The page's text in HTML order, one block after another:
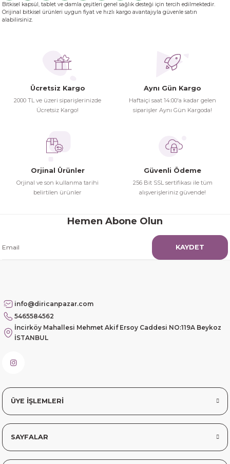
Bitkisel kapsül, tablet ve damla çeşitleri genel sağlık desteği için tercih edilmektedir.
Orijinal bitkisel ürünleri uygun fiyat ve hızlı kargo avantajıyla güvenle satın
alabilirsiniz.
Ücretsiz Kargo
2000 TL ve üzeri siparişlerinizde
Ücretsiz Kargo!
Aynı Gün Kargo
Haftaiçi saat 14:00'a kadar gelen
siparişler Aynı Gün Kargoda!
Orjinal Ürünler
Orjinal ve son kullanma tarihi
belirtilen ürünler
Güvenli Ödeme
256 Bit SSL sertifikası ile tüm
alışverişleriniz güvende!
Hemen Abone Olun
KAYDET
info@diricanpazar.com
5465584562
İncirköy Mahallesi Mehmet Akif Ersoy Caddesi NO:119A Beykoz
İSTANBUL
ÜYE İŞLEMLERİ
SAYFALAR